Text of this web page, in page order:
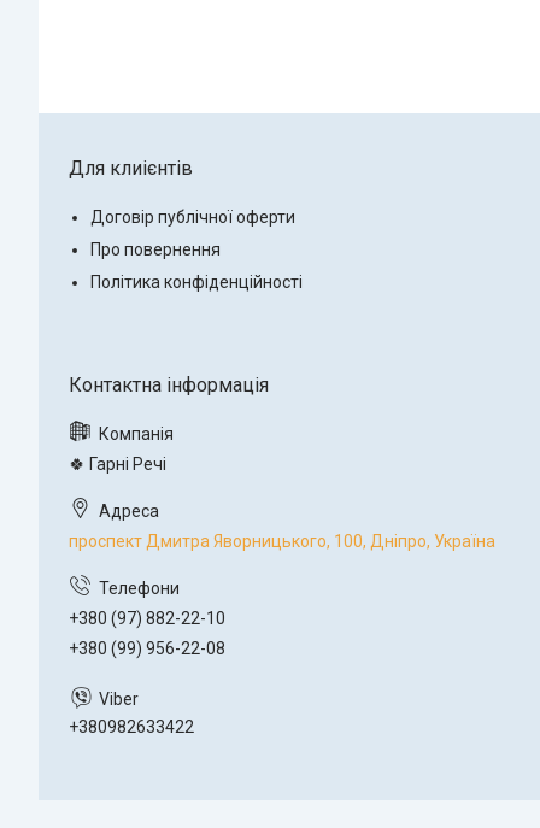
Для клиієнтів
Договір публічної оферти
Про повернення
Політика конфіденційності
🍀 Гарні Речі
проспект Дмитра Яворницького, 100, Дніпро, Україна
+380 (97) 882-22-10
+380 (99) 956-22-08
+380982633422